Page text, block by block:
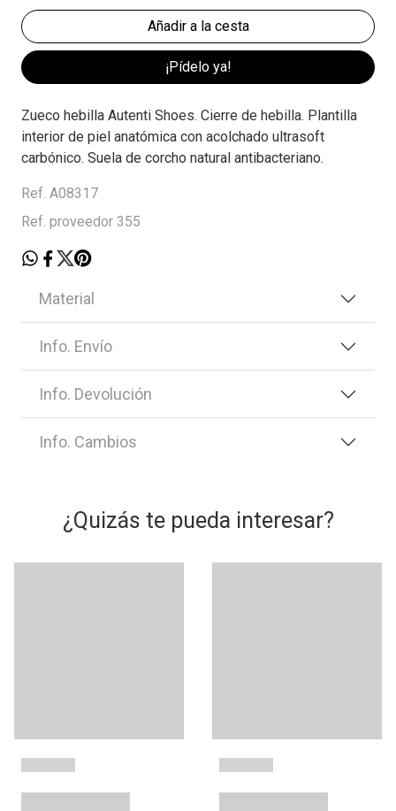
¡Pídelo ya!
Zueco hebilla Autenti Shoes. Cierre de hebilla. Plantilla
interior de piel anatómica con acolchado ultrasoft
carbónico. Suela de corcho natural antibacteriano.
Ref. A08317
Ref. proveedor 355
Material
Info. Envío
Info. Devolución
Info. Cambios
¿Quizás te pueda interesar?